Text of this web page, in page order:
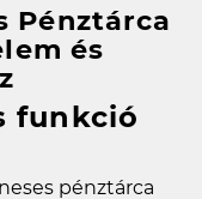
Pénztárca
és
funkció
pénztárca